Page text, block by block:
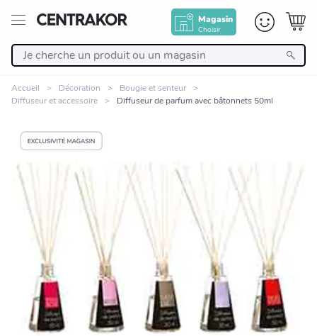
Magasin
Choisir
Linge de maison
Meuble
Cuisine et art de la table
Salle de bain et beauté
Accueil Décoration
Bougie et senteur
Diffuseur et accessoire
Diffuseur de parfum avec bâtonnets 50ml
Zoomer sur l'image